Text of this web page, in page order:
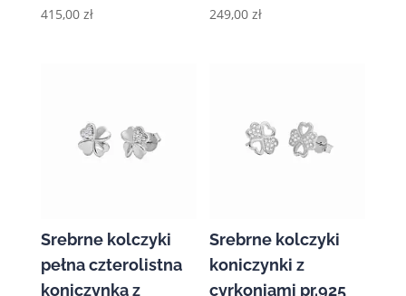
415,00 zł 249,00zł
Srebrne kolczyki
pełna czterolistna
koniczynka z
Srebrne kolczyki
koniczynki z
cyrkoniami pr.925